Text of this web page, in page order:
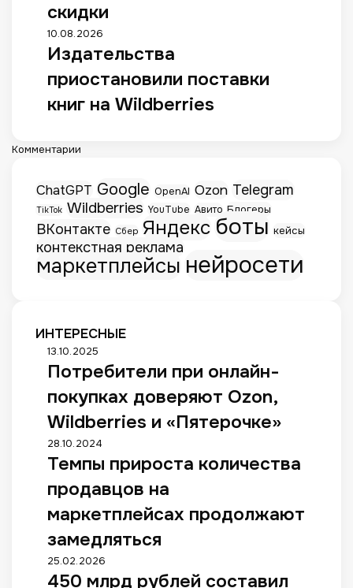
скидки
10.08.2026
Издательства
приостановили поставки
книг на Wildberries
Комментарии
ChatGPT Google OpenAI Ozon Telegram
TikTok Wildberries YouTube Авито Блогеры
ВКонтакте Сбер Яндекс боты кейсы
контекстная реклама
маркетплейсы нейросети
ИНТЕРЕСНЫЕ
П
о
р
е
и
е
и
п
р
и
о
13.10.2025
Потребители при онлайн-
покупках доверяют Ozon,
Wildberries и «Пятерочке»
Т
е
п
ы
р
и
р
28.10.2024
Темпы прироста количества
продавцов на
маркетплейсах продолжают
замедляться
4
5
25.02.2026
450 млрд рублей составил